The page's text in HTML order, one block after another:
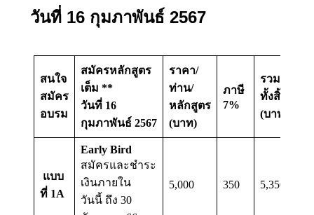
วันที่ 16 กุมภาพันธ์ 2567
สนใจ
สมัคร
อบรม
สมัครหลักสูตร
เต็ม **
วันที่ 16
กุมภาพันธ์ 2567
ราคา/
ท่าน/
หลักสูตร
(บาท)
ภาษี
7%
รวม
ทั้งสิ้น
(บาท)
แบบ
ที่ 1A
Early Bird
สมัครและชำระ
เงินภายใน
วันนี้ ถึง 30
5,000 350 5,350